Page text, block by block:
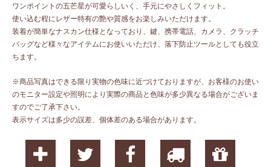
ワンポイントの五芒星が可愛らしいく、手元にやさしくフィット。
使い込む程にレザー特有の艶や質感をお楽しみいただけます。
装着が簡単なナスカン仕様となっており、鍵、携帯電話、カメラ、クラッチ
バッグなど様々なアイテムにお使いいただけ、落下防止ツールとしても役立
ちます。
※商品写真はできる限り実物の色味に近づけておりますが、お客様のお使い
のモニター設定や照明により実際の商品と色味が多少異なる場合がございま
すのでご了承下さい。
表示サイズは多少の誤差、個体差のある場合があります。